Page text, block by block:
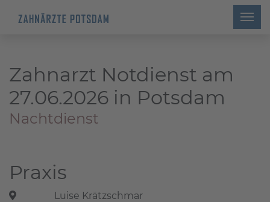
Zahnarzt Notdienst am
27.06.2026 in Potsdam
Nachtdienst
Praxis
Luise Krätzschmar